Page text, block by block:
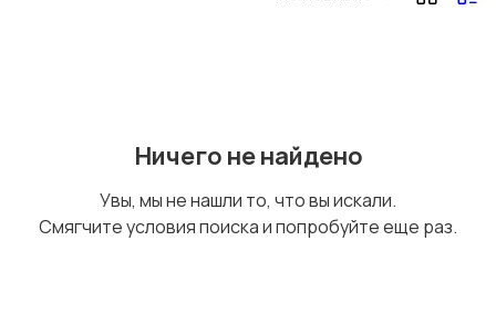
Ничего не найдено
Увы, мы не нашли то, что вы искали.
Смягчите условия поиска и попробуйте еще раз.